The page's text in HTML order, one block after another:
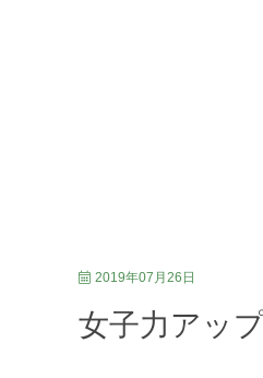
2019年07月26日
女子力アッ